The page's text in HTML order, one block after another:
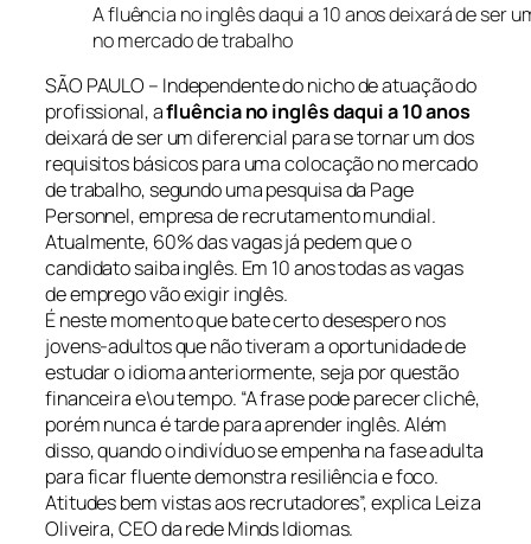
A fluência no inglês daqui a 10 anos deixará de ser
no mercado de trabalho
SÃO PAULO – Independente do nicho de atuação do
profissional, afluência no inglês daqui a 10 anos
deixará de ser um diferencial para se tornar um dos
requisitos básicos para uma colocação no mercado
de trabalho, segundo uma pesquisa da Page
Personnel, empresa de recrutamento mundial.
Atualmente, 60% das vagas já pedem que o
candidato saiba inglês. Em 10 anos todas as vagas
de emprego vão exigir inglês.
É neste momento que bate certo desespero nos
jovens-adultos que não tiveram a oportunidade de
estudar o idioma anteriormente, seja por questão
financeira e\ou tempo. “A frase pode parecer clichê,
porém nunca é tarde para aprender inglês. Além
disso, quando o indivíduo se empenha na fase adulta
para ficar fluente demonstra resiliência e foco.
Atitudes bem vistas aos recrutadores”, explica Leiza
Oliveira, CEO da rede Minds Idiomas.